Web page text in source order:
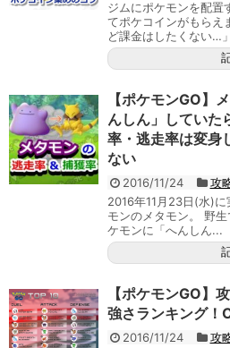
ジムにポケモンを配置
てポケコインがもらえ
ど課金はしたくない…
【ポケモンGO】
んしん」していた
率・逃走率は変身
ない
2016/11/24 攻
2016年11月23日(水)
モンのメタモン。 野
ケモンに「へんしん...
【ポケモンGO】
強さランキング！
2016/11/24 攻